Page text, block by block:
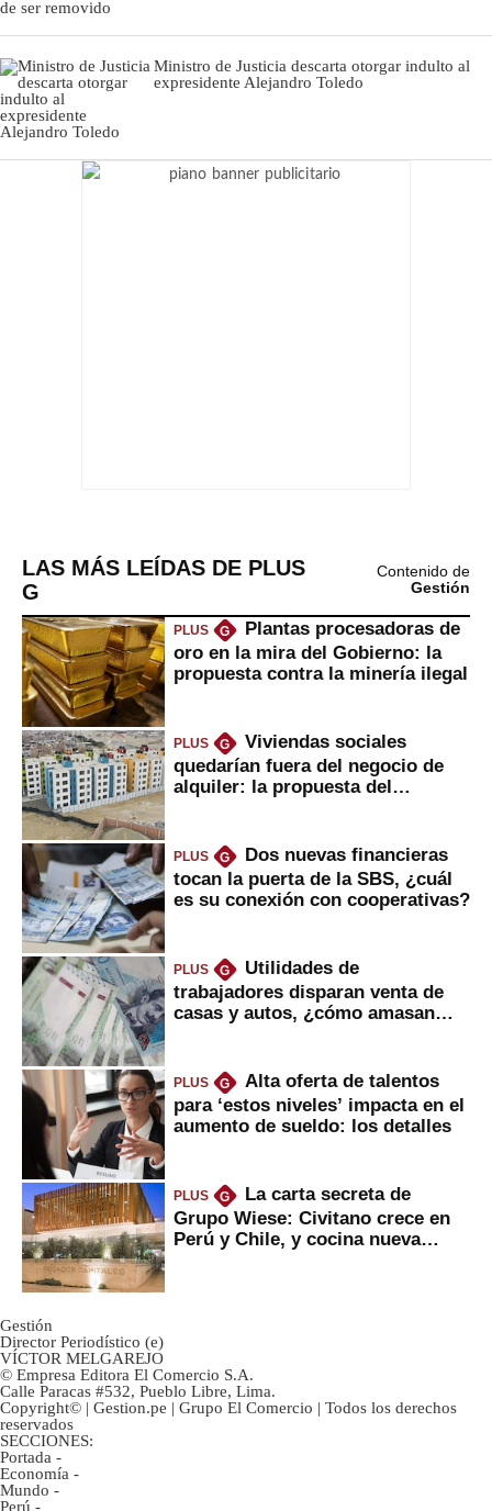
Ministro de Justicia descarta otorgar indulto al
expresidente Alejandro Toledo
LAS MÁS LEÍDAS DE PLUS
G
Contenido de
Gestión
PLUS G
Plantas procesadoras de
oro en la mira del Gobierno: la
propuesta contra la minería ilegal
PLUS G
Viviendas sociales
quedarían fuera del negocio de
alquiler: la propuesta del
PLUS G
Dos nuevas financieras
tocan la puerta de la SBS, ¿cuál
es su conexión con cooperativas?
PLUS G
Utilidades de
trabajadores disparan venta de
casas y autos, ¿cómo amasan
PLUS G
Alta oferta de talentos
para ‘estos niveles’ impacta en el
aumento de sueldo: los detalles
PLUS G
La carta secreta de
Grupo Wiese: Civitano crece en
Perú y Chile, y cocina nueva
Gestión
Director Periodístico (e)
VÍCTOR MELGAREJO
© Empresa Editora El Comercio S.A.
Calle Paracas #532, Pueblo Libre, Lima.
Copyright© | Gestion.pe | Grupo El Comercio | Todos los derechos
reservados
SECCIONES:
Portada -
Economía -
Mundo -
Perú -